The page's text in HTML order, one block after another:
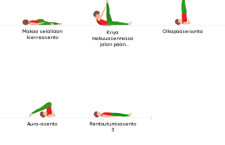
Makaa selällään
kierreasento
Kriya
makuuasennossa
jalan pään
Olkapääseisonta
Aura-asento
Rentoutumisasento
3